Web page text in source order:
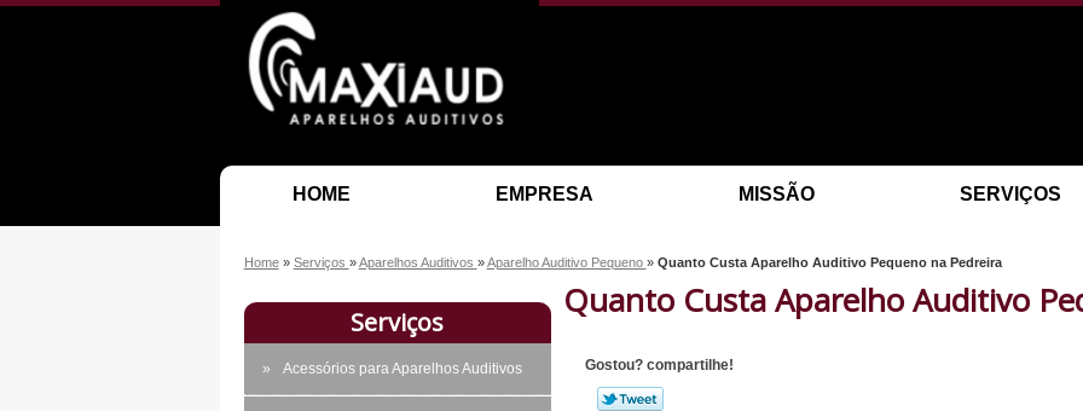
HOME EMPRESA MISSÃO SERVIÇOS
Home » Serviços »Aparelhos Auditivos »Aparelho Auditivo Pequeno » Quanto Custa Aparelho Auditivo Pequeno na Pedreira
Serviços
Acessórios para Aparelhos Auditivos
Quanto Custa Aparelho Auditivo
Gostou? compartilhe!